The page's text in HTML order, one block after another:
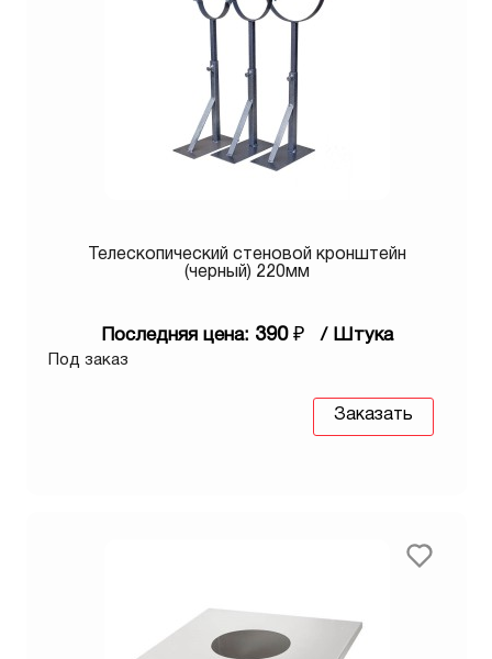
Телескопический стеновой кронштейн
(черный) 220мм
Последняя цена: 390 ₽ / Штука
Под заказ
Заказать